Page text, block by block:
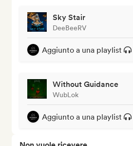
Sky Stair
DeeBeeRV
Aggiunto a una playlist
Without Guidance
WubLok
Aggiunto a una playlist